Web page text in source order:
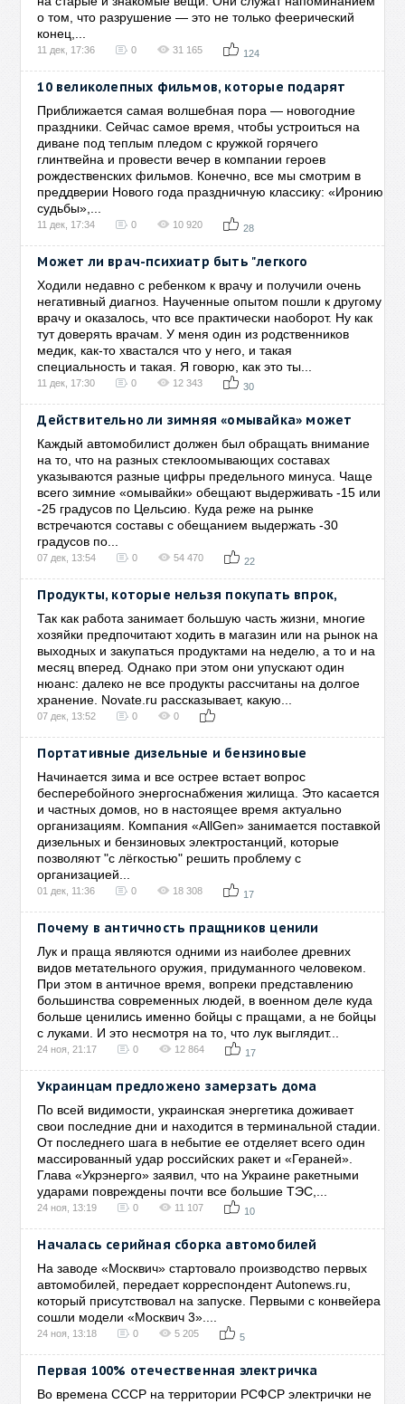
о том, что разрушение — это не только феерический
конец,...
11 дек, 17:36 0 31 165 124
10 великолепных фильмов, которые подарят
Приближается самая волшебная пора — новогодние
праздники. Сейчас самое время, чтобы устроиться на
диване под теплым пледом с кружкой горячего
глинтвейна и провести вечер в компании героев
рождественских фильмов. Конечно, все мы смотрим в
преддверии Нового года праздничную классику: «Иронию
судьбы»,...
11 дек, 17:34 0 10 920 28
Может ли врач-психиатр быть "легкого
Ходили недавно с ребенком к врачу и получили очень
негативный диагноз. Наученные опытом пошли к другому
врачу и оказалось, что все практически наоборот. Ну как
тут доверять врачам. У меня один из родственников
медик, как-то хвастался что у него, и такая
специальность и такая. Я говорю, как это ты...
11 дек, 17:30 0 12 343 30
Действительно ли зимняя «омывайка» может
Каждый автомобилист должен был обращать внимание
на то, что на разных стеклоомывающих составах
указываются разные цифры предельного минуса. Чаще
всего зимние «омывайки» обещают выдерживать -15 или
-25 градусов по Цельсию. Куда реже на рынке
встречаются составы с обещанием выдержать -30
градусов по...
07 дек, 13:54 0 54 470 22
Продукты, которые нельзя покупать впрок,
Так как работа занимает большую часть жизни, многие
хозяйки предпочитают ходить в магазин или на рынок на
выходных и закупаться продуктами на неделю, а то и на
месяц вперед. Однако при этом они упускают один
нюанс: далеко не все продукты рассчитаны на долгое
хранение. Novate.ru рассказывает, какую...
07 дек, 13:52 0 0
Портативные дизельные и бензиновые
Начинается зима и все острее встает вопрос
бесперебойного энергоснабжения жилища. Это касается
и частных домов, но в настоящее время актуально
организациям. Компания «AllGen» занимается поставкой
дизельных и бензиновых электростанций, которые
позволяют "с лёгкостью" решить проблему с
организацией...
01 дек, 11:36 0 18 308 17
Почему в античность пращников ценили
Лук и праща являются одними из наиболее древних
видов метательного оружия, придуманного человеком.
При этом в античное время, вопреки представлению
большинства современных людей, в военном деле куда
больше ценились именно бойцы с пращами, а не бойцы
с луками. И это несмотря на то, что лук выглядит...
24 ноя, 21:17 0 12 864 17
Украинцам предложено замерзать дома
По всей видимости, украинская энергетика доживает
свои последние дни и находится в терминальной стадии.
От последнего шага в небытие ее отделяет всего один
массированный удар российских ракет и «Гераней».
Глава «Укрэнерго» заявил, что на Украине ракетными
ударами повреждены почти все большие ТЭС,...
24 ноя, 13:19 0 11 107 10
Началась серийная сборка автомобилей
На заводе «Москвич» стартовало производство первых
автомобилей, передает корреспондент Autonews.ru,
который присутствовал на запуске. Первыми с конвейера
сошли модели «Москвич 3»....
24 ноя, 13:18 0 5 205 5
Первая 100% отечественная электричка
Во времена СССР на территории РСФСР электрички не